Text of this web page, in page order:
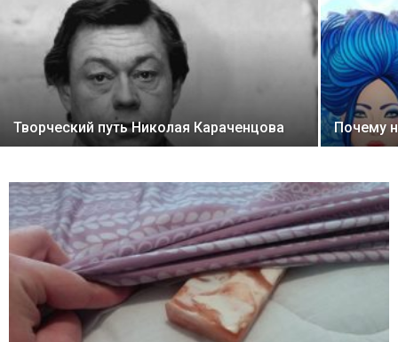
Творческий путь Николая Караченцова Почему